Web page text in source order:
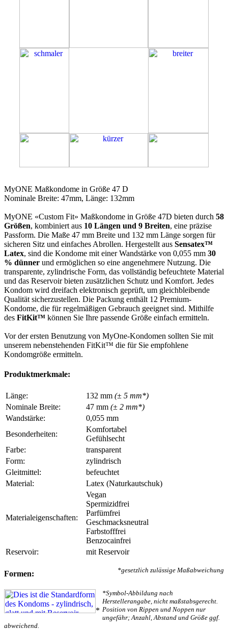
MyONE Maßkondome in Größe 47 D
Nominale Breite: 47mm, Länge: 132mm
MyONE «Custom Fit» Maßkondome in Größe 47D bieten durch 58
Größen, kombiniert aus 10 Längen und 9 Breiten, eine präzise
Passform. Die Maße 47 mm Breite und 132 mm Länge sorgen für
sicheren Sitz und einfaches Abrollen. Hergestellt aus Sensatex™
Latex, sind die Kondome mit einer Wandstärke von 0,055 mm 30
% dünner und ermöglichen so eine angenehmere Nutzung. Die
transparente, zylindrische Form, das vollständig befeuchtete Material
und das Reservoir bieten zusätzlichen Schutz und Komfort. Jedes
Kondom wird dreifach elektronisch geprüft, um gleichbleibende
Qualität sicherzustellen. Die Packung enthält 12 Premium-
Kondome, die für regelmäßigen Gebrauch geeignet sind. Mithilfe
des FitKit™ können Sie Ihre passende Größe einfach ermitteln.
Vor der ersten Benutzung von MyOne-Kondomen sollten Sie mit
unserem nebenstehenden FitKit™ die für Sie empfohlene
Kondomgröße ermitteln.
Produktmerkmale:
Länge: 132 mm (± 5 mm*)
Nominale Breite:
47 mm (± 2 mm*)
Wandstärke:
0,055 mm
Besonderheiten:
Komfortabel
Gefühlsecht
Farbe:
transparent
Form:
zylindrisch
Gleitmittel:
befeuchtet
Material:
Latex (Naturkautschuk)
Materialeigenschaften:
Vegan
Spermizidfrei
Parfümfrei
Geschmacksneutral
Farbstofffrei
Benzocainfrei
Reservoir:
mit Reservoir
*gesetzlich zulässige Maßabweichung
Formen:
*
*Symbol-Abbildung nach
Herstellerangabe, nicht maßstabsgerecht.
Position von Rippen und Noppen nur
ungefähr; Anzahl, Abstand und Größe ggf.
abweichend.